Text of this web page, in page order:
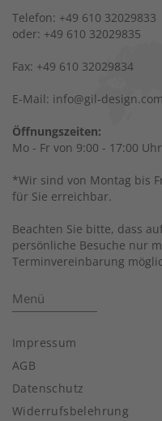
Telefon: +49 610 32029833
oder: +49 610 32029835
Fax: +49 610 32029834
E-Mail: info@gil-design.com
Öffnungszeiten:
Mo - Fr von 9:00 - 17:00
*Wir sind von Montag bis
für Sie erreichbar.
Beachten Sie bitte, dass
persönliche Besuche nur
Terminvereinbarung
Menü
Impressum
AGB
Datenschutz
Widerrufsbelehrung